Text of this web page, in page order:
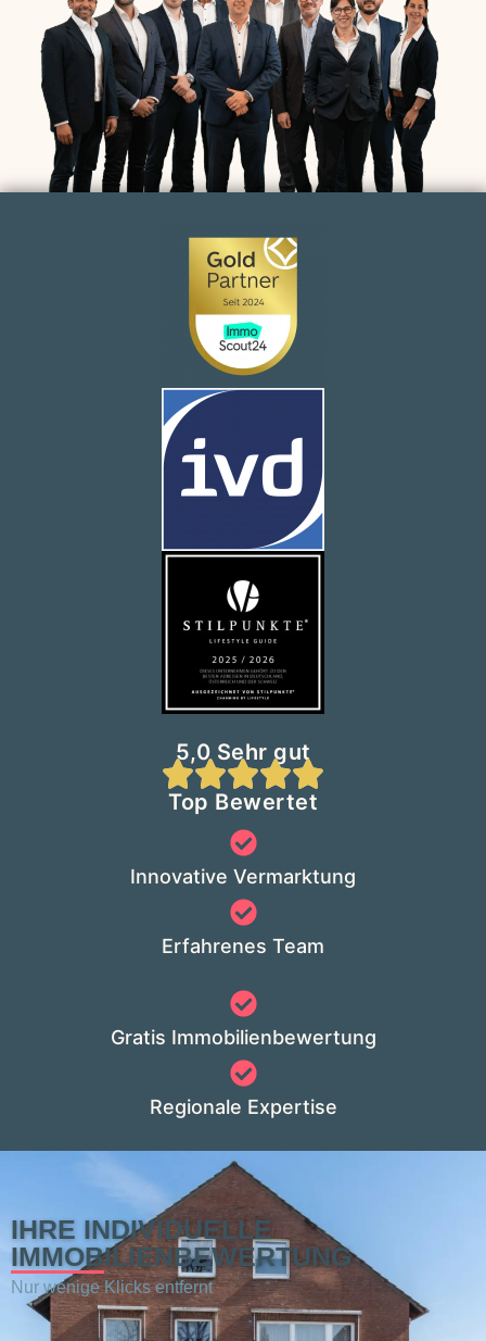
5,0 Sehr gut
Top Bewertet
Innovative Vermarktung
Erfahrenes Team
Gratis Immobilienbewertung
Regionale Expertise
IHRE INDIVIDUELLE
IMMOBILIENBEWERTUNG
Nur wenige Klicks entfernt